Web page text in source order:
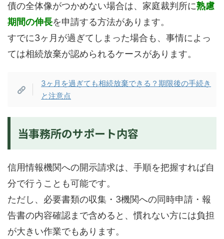
債の全体像がつかめない場合は、家庭裁判所に熟慮
期間の伸長を申請する方法があります。
すでに3ヶ月が過ぎてしまった場合も、事情によっ
ては相続放棄が認められるケースがあります。
3ヶ月を過ぎても相続放棄できる？期限後の手続き
と注意点
当事務所のサポート内容
信用情報機関への開示請求は、手順を把握すれば自
分で行うことも可能です。
ただし、必要書類の収集・3機関への同時申請・報
告書の内容確認まで含めると、慣れない方には負担
が大きい作業でもあります。